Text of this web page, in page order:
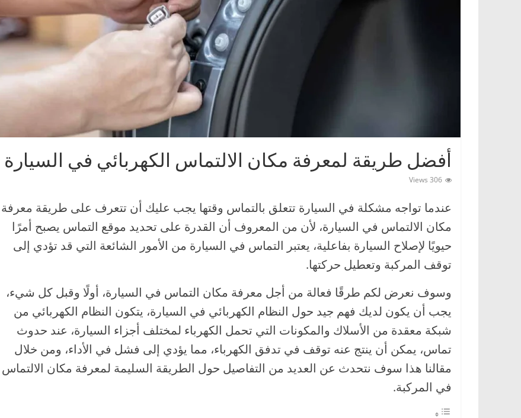
ا
ل
ا
ر
ا
و
ت
ا
أفضل طريقة لمعرفة مكان الالتماس الكهربائي في السيارة
306 Views
عندما تواجه مشكلة في السيارة تتعلق بالتماس وقتها يجب عليك أن تتعرف على طريقة معرفة
مكان الالتماس في السيارة، لأن من المعروف أن القدرة على تحديد موقع التماس يصبح أمرًا
حيويًا لإصلاح السيارة بفاعلية، يعتبر التماس في السيارة من الأمور الشائعة التي قد تؤدي إلى
توقف المركبة وتعطيل حركتها.
وسوف نعرض لكم طرقًا فعالة من أجل معرفة مكان التماس في السيارة، أولًا وقبل كل شيء،
يجب أن يكون لديك فهم جيد حول النظام الكهربائي في السيارة، يتكون النظام الكهربائي من
شبكة معقدة من الأسلاك والمكونات التي تحمل الكهرباء لمختلف أجزاء السيارة، عند حدوث
تماس، يمكن أن ينتج عنه توقف في تدفق الكهرباء، مما يؤدي إلى فشل في الأداء، ومن خلال
مقالنا هذا سوف نتحدث عن العديد من التفاصيل حول الطريقة السليمة لمعرفة مكان الالتماس
في المركبة.